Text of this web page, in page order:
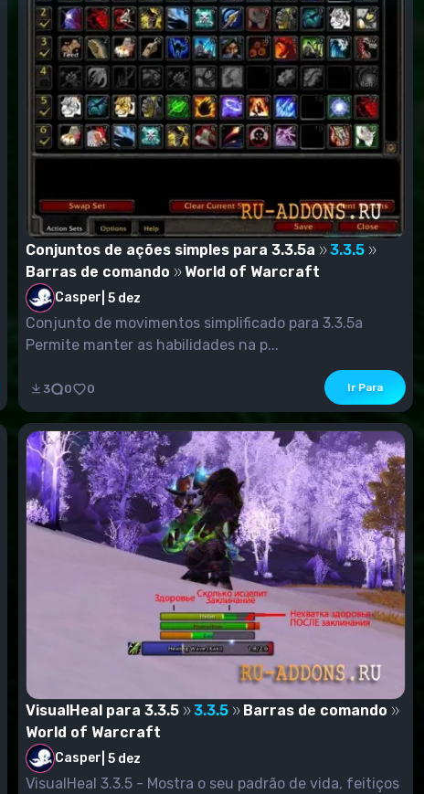
Conjuntos de ações simples para 3.3.5a
3.3.5
Barras de comando
World of Warcraft
Casper 5 dez
Conjunto de movimentos simplificado para 3.3.5a
Permite manter as habilidades na p...
3 0 0 Ir Para
VisualHeal para 3.3.5 3.3.5
Barras de comando
World of Warcraft
Casper 5 dez
VisualHeal 3.3.5 - Mostra o seu padrão de vida, feitiços